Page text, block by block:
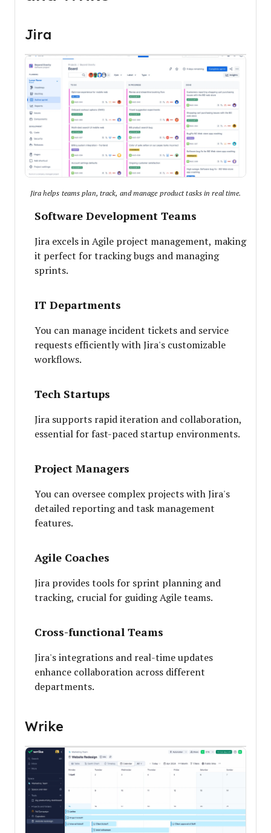
Jira
Jira helps teams plan, track, and manage product tasks in real time.
Software Development Teams
Jira excels in Agile project management, making
it perfect for tracking bugs and managing
sprints.
IT Departments
You can manage incident tickets and service
requests efficiently with Jira's customizable
workflows.
Tech Startups
Jira supports rapid iteration and collaboration,
essential for fast-paced startup environments.
Project Managers
You can oversee complex projects with Jira's
detailed reporting and task management
features.
Agile Coaches
Jira provides tools for sprint planning and
tracking, crucial for guiding Agile teams.
Cross-functional Teams
Jira's integrations and real-time updates
enhance collaboration across different
departments.
Wrike